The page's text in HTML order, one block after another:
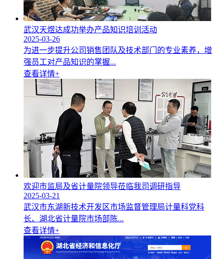
武汉天煜达成功举办产品知识培训活动
2025-03-26
为进一步提升公司销售团队及技术部门的专业素养，增
强员工对产品知识的掌握...
查看详情+
欢迎市监局及省计量院领导莅临我司调研指导
2025-03-21
武汉市东湖新技术开发区市场监督管理局计量科党科
长、湖北省计量院市场部陈...
查看详情+